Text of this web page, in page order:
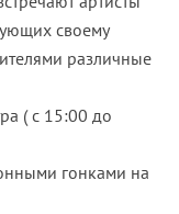
своему
различные
( с 15:00 до
гонками на